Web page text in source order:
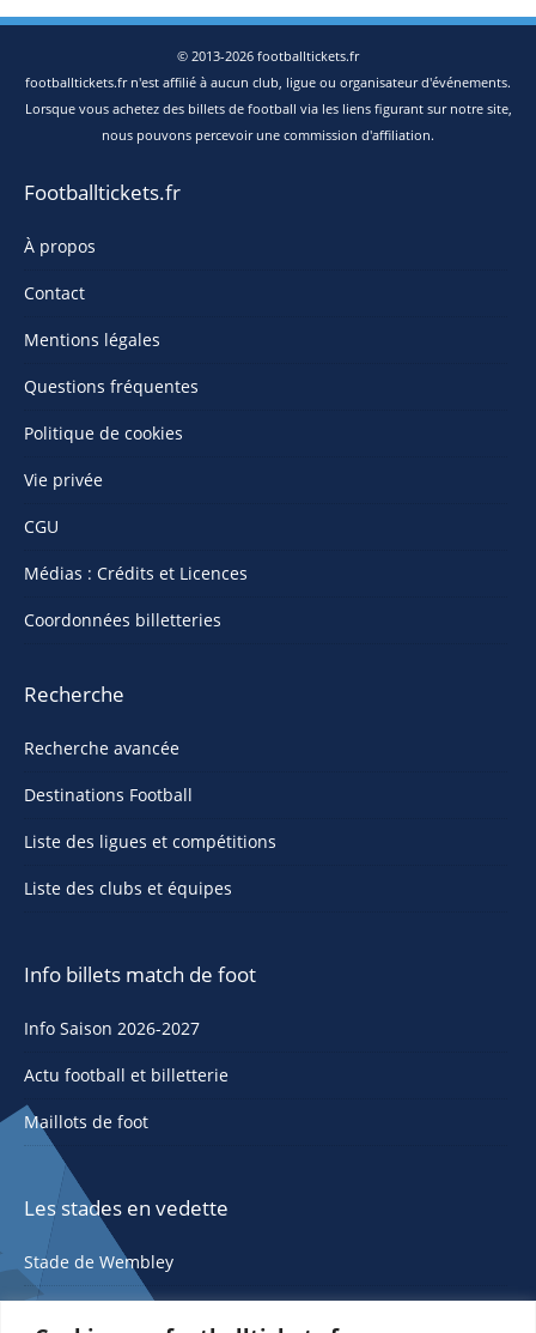
© 2013-2026 footballtickets.fr
footballtickets.fr n'est affilié à aucun club, ligue ou organisateur d'événements.
Lorsque vous achetez des billets de football via les liens figurant sur notre site,
nous pouvons percevoir une commission d'affiliation.
Footballtickets.fr
À propos
Contact
Mentions légales
Questions fréquentes
Politique de cookies
Vie privée
CGU
Médias : Crédits et Licences
Coordonnées billetteries
Recherche
Recherche avancée
Destinations Football
Liste des ligues et compétitions
Liste des clubs et équipes
Info billets match de foot
Info Saison 2026-2027
Actu football et billetterie
Maillots de foot
Les stades en vedette
Stade de Wembley